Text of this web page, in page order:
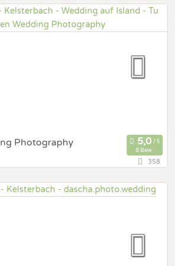
Photography
8 Bew.
Westfalen, Deutschland
358